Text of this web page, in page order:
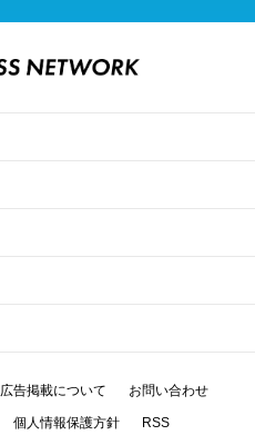
広告掲載について お問い合わせ
個人情報保護方針 RSS